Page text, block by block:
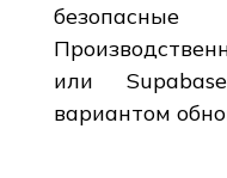
или
вариантом